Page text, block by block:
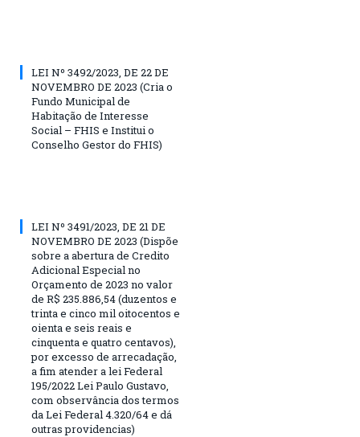
LEI Nº 3492/2023, DE 22 DE
NOVEMBRO DE 2023 (Cria o
Fundo Municipal de
Habitação de Interesse
Social – FHIS e Institui o
Conselho Gestor do FHIS)
LEI Nº 3491/2023, DE 21 DE
NOVEMBRO DE 2023 (Dispõe
sobre a abertura de Credito
Adicional Especial no
Orçamento de 2023 no valor
de R$ 235.886,54 (duzentos e
trinta e cinco mil oitocentos e
oienta e seis reais e
cinquenta e quatro centavos),
por excesso de arrecadação,
a fim atender a lei Federal
195/2022 Lei Paulo Gustavo,
com observância dos termos
da Lei Federal 4.320/64 e dá
outras providencias)